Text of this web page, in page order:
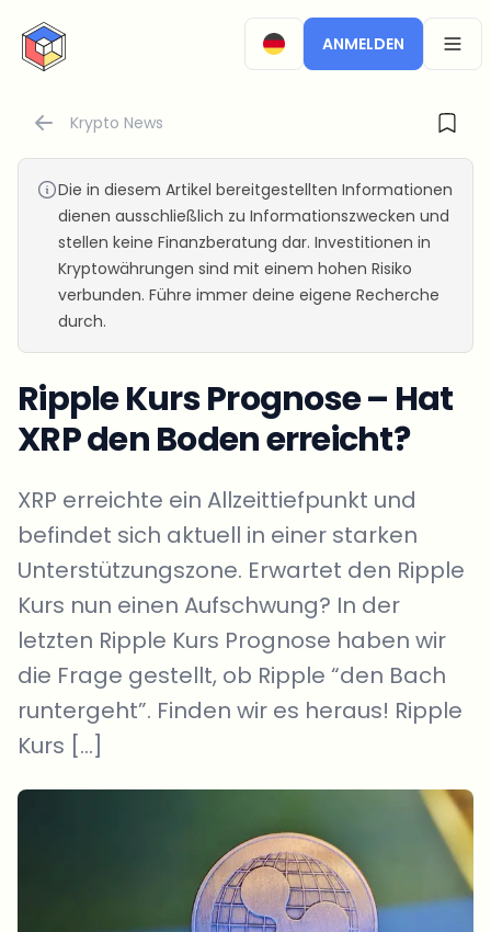
CryptoTicker
ANMELDEN
Krypto News
Die in diesem Artikel bereitgestellten Informationen
dienen ausschließlich zu Informationszwecken und
stellen keine Finanzberatung dar. Investitionen in
Kryptowährungen sind mit einem hohen Risiko
verbunden. Führe immer deine eigene Recherche
durch.
Ripple Kurs Prognose – Hat
XRP den Boden erreicht?
XRP erreichte ein Allzeittiefpunkt und
befindet sich aktuell in einer starken
Unterstützungszone. Erwartet den Ripple
Kurs nun einen Aufschwung? In der
letzten Ripple Kurs Prognose haben wir
die Frage gestellt, ob Ripple “den Bach
runtergeht”. Finden wir es heraus! Ripple
Kurs […]